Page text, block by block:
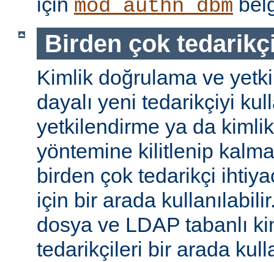
mod_authn_dbm
Birden çok
Kimlik doğrulama ve
dayalı yeni tedarikçiyi
yetkilendirme ya da
yöntemine kilitlenip
birden çok tedarikçi
için bir arada
dosya ve LDAP tabanlı
tedarikçileri bir arada